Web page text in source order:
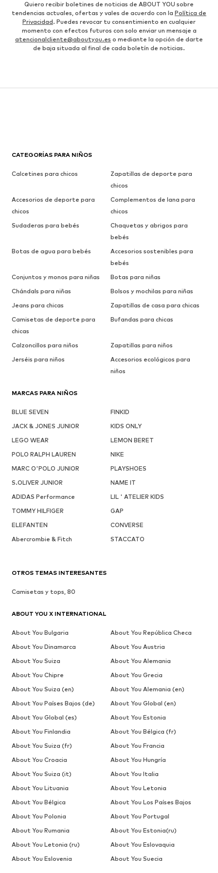
Quiero recibir boletines de noticias de ABOUT YOU sobre
tendencias actuales, ofertas y vales de acuerdo con la Política de
Privacidad. Puedes revocar tu consentimiento en cualquier
momento con efectos futuros con solo enviar un mensaje a
atencionalcliente@aboutyou.es o mediante la opción de darte
de baja situada al final de cada boletín de noticias.
CATEGORÍAS PARA NIÑOS
Calcetines para chicos
Zapatillas de deporte para
chicos
Accesorios de deporte para
chicos
Complementos de lana para
chicos
Sudaderas para bebés
Chaquetas y abrigos para
bebés
Botas de agua para bebés
Accesorios sostenibles para
bebés
Conjuntos y monos para niñas
Botas para niñas
Chándals para niñas
Bolsos y mochilas para niñas
Jeans para chicas
Zapatillas de casa para chicas
Camisetas de deporte para
chicas
Bufandas para chicas
Calzoncillos para niños
Zapatillas para niños
Jerséis para niños
Accesorios ecológicos para
niños
MARCAS PARA NIÑOS
BLUE SEVEN
FINKID
JACK & JONES JUNIOR
KIDS ONLY
LEGO WEAR
LEMON BERET
POLO RALPH LAUREN
NIKE
MARC O'POLO JUNIOR
PLAYSHOES
S.OLIVER JUNIOR
NAME IT
ADIDAS Performance
LIL ' ATELIER KIDS
TOMMY HILFIGER
GAP
ELEFANTEN
CONVERSE
Abercrombie & Fitch
STACCATO
OTROS TEMAS INTERESANTES
Camisetas y tops, 80
ABOUT YOU X INTERNATIONAL
About You Bulgaria
About You República Checa
About You Dinamarca
About You Austria
About You Suiza
About You Alemania
About You Chipre
About You Grecia
About You Suiza (en)
About You Alemania (en)
About You Países Bajos (de)
About You Global (en)
About You Global (es)
About You Estonia
About You Finlandia
About You Bélgica (fr)
About You Suiza (fr)
About You Francia
About You Croacia
About You Hungría
About You Suiza (it)
About You Italia
About You Lituania
About You Letonia
About You Bélgica
About You Los Países Bajos
About You Polonia
About You Portugal
About You Rumania
About You Estonia(ru)
About You Letonia (ru)
About You Eslovaquia
About You Eslovenia
About You Suecia